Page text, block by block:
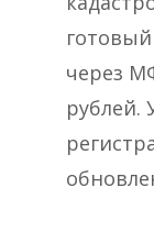
через
рублей.